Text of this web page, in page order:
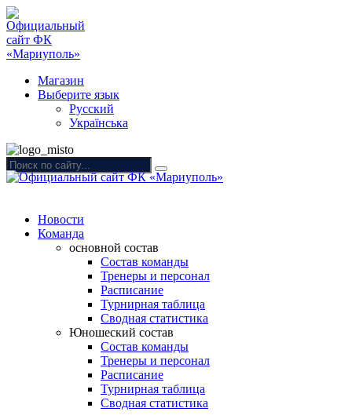
Магазин
Выберите язык
Русский
Українська
Новости
Команда
основной состав
Состав команды
Тренеры и персонал
Расписание
Турнирная таблица
Сводная статистика
Юношеский состав
Состав команды
Тренеры и персонал
Расписание
Турнирная таблица
Сводная статистика